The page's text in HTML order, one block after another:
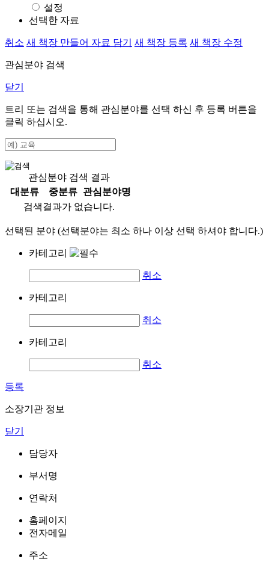
설정
선택한 자료
취소 새 책장 만들어 자료 담기 새 책장 등록 새 책장 수정
관심분야 검색
닫기
트리 또는 검색을 통해 관심분야를 선택 하신 후 등록 버튼을
클릭 하십시오.
관심분야 검색 결과
대분류
중분류
관심분야명
검색결과가 없습니다.
선택된 분야 (선택분야는 최소 하나 이상 선택 하셔야 합니다.)
카테고리
취소
카테고리
취소
카테고리
취소
등록
소장기관 정보
닫기
담당자
부서명
연락처
홈페이지
전자메일
주소